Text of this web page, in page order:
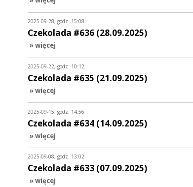
2025-09-28, godz. 15:08
Czekolada #636 (28.09.2025)
» więcej
2025-09-22, godz. 10:12
Czekolada #635 (21.09.2025)
» więcej
2025-09-15, godz. 14:56
Czekolada #634 (14.09.2025)
» więcej
2025-09-08, godz. 13:02
Czekolada #633 (07.09.2025)
» więcej